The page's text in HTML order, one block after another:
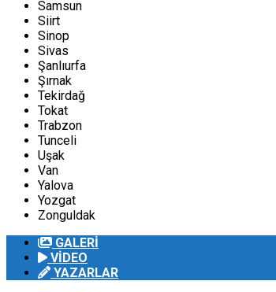
Samsun
Siirt
Sinop
Sivas
Şanlıurfa
Şırnak
Tekirdağ
Tokat
Trabzon
Tunceli
Uşak
Van
Yalova
Yozgat
Zonguldak
GALERİ
VİDEO
YAZARLAR